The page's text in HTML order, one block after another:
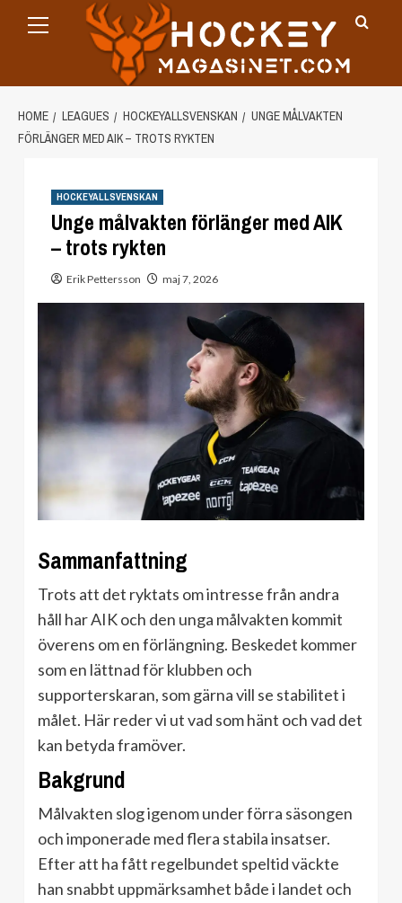
Menu
HOME LEAGUES HOCKEYALLSVENSKAN
UNGE MÅLVAKTEN
FÖRLÄNGER MED AIK – TROTS RYKTEN
HOCKEYALLSVENSKAN
Unge målvakten förlänger med AIK
– trots rykten
Erik Pettersson maj 7, 2026
Sammanfattning
Trots att det ryktats om intresse från andra
håll har AIK och den unga målvakten kommit
överens om en förlängning. Beskedet kommer
som en lättnad för klubben och
supporterskaran, som gärna vill se stabilitet i
målet. Här reder vi ut vad som hänt och vad det
kan betyda framöver.
Bakgrund
Målvakten slog igenom under förra säsongen
och imponerade med flera stabila insatser.
Efter att ha fått regelbundet speltid väckte
han snabbt uppmärksamhet både i landet och